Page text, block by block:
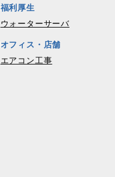
福利厚生
ウォーターサーバ
オフィス・店舗
エアコン工事